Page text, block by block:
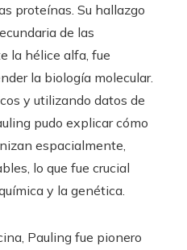
proteínas. Su hallazgo
de las
la hélice alfa, fue
la biología molecular.
y utilizando datos de
pudo explicar cómo
espacialmente,
lo que fue crucial
y la genética.
Pauling fue pionero